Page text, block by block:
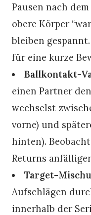
Pausen nach dem
obere Körper
bleiben
für eine kurze
Ballkontakt-
einen Partner
wechselst
vorne) und
hinten).
Returns
Target-
Aufschlägen
innerhalb der